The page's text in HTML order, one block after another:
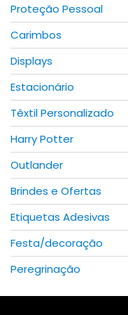
Proteção Pessoal
Carimbos
Displays
Estacionário
Têxtil Personalizado
Harry Potter
Outlander
Brindes e Ofertas
Etiquetas Adesivas
Festa/decoração
Peregrinação